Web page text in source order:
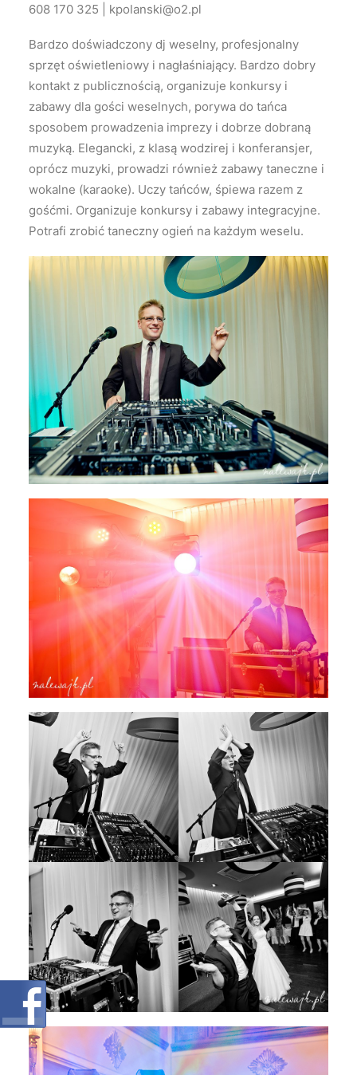
608 170 325 | kpolanski@o2.pl
Bardzo doświadczony dj weselny, profesjonalny
sprzęt oświetleniowy i nagłaśniający. Bardzo dobry
kontakt z publicznością, organizuje konkursy i
zabawy dla gości weselnych, porywa do tańca
sposobem prowadzenia imprezy i dobrze dobraną
muzyką. Elegancki, z klasą wodzirej i konferansjer,
oprócz muzyki, prowadzi również zabawy taneczne i
wokalne (karaoke). Uczy tańców, śpiewa razem z
gośćmi. Organizuje konkursy i zabawy integracyjne.
Potrafi zrobić taneczny ogień na każdym weselu.